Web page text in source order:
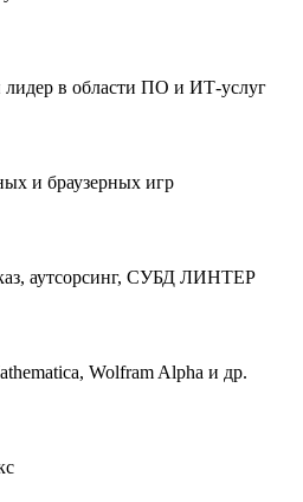
в области ПО и ИТ-услуг
и браузерных игр
аутсорсинг, СУБД ЛИНТЕР
Wolfram Alpha и др.